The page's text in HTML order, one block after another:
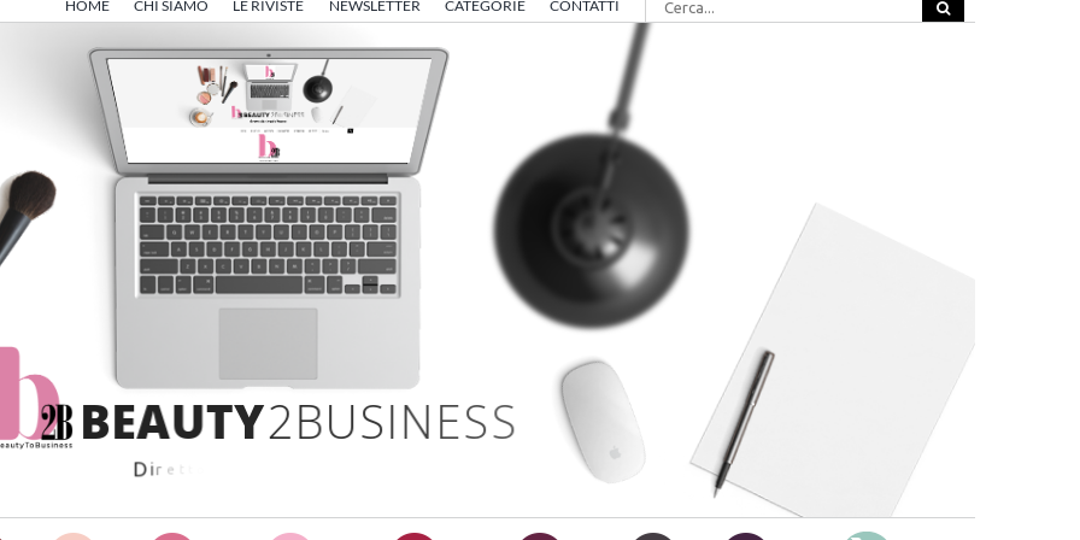
HOME CHI SIAMO LE RIVISTE NEWSLETTER CATEGORIE CONTATTI
per:
BEAUTY2BUSINESS
Dir e